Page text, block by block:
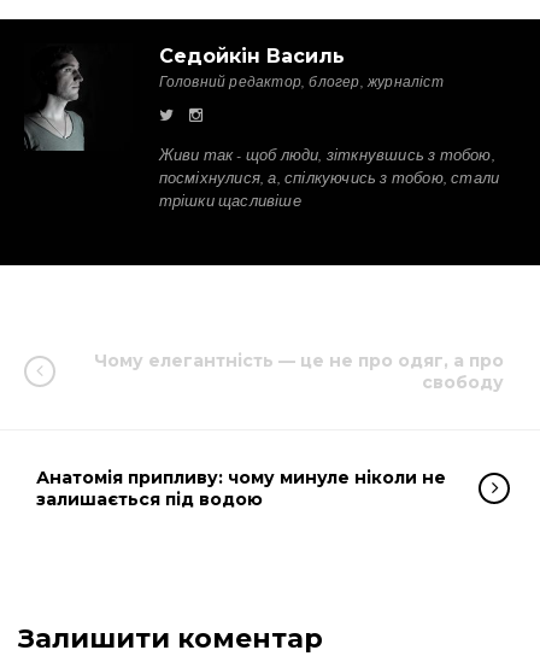
Седойкін Василь
Головний редактор, блогер, журналіст
Живи так - щоб люди, зіткнувшись з тобою,
посміхнулися, а, спілкуючись з тобою, стали
трішки щасливіше
Чому елегантність — це не про одяг, а про
свободу
Анатомія припливу: чому минуле ніколи не
залишається під водою
Залишити коментар